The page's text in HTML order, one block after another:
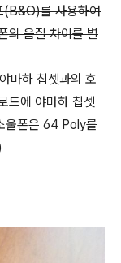
(B&O)를 사용하여
의 음질 차이를 별
마하 칩셋과의 호
드에 야마하 칩셋
울폰은 64 Poly를